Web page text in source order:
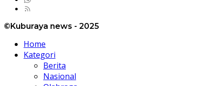
©Kuburaya news - 2025
Home
Kategori
Berita
Nasional